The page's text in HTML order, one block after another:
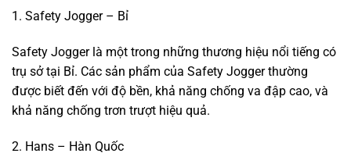
1. Safety Jogger – Bỉ
Safety Jogger là một trong những thương hiệu nổi tiếng có
trụ sở tại Bỉ. Các sản phẩm của Safety Jogger thường
được biết đến với độ bền, khả năng chống va đập cao, và
khả năng chống trơn trượt hiệu quả.
2. Hans – Hàn Quốc